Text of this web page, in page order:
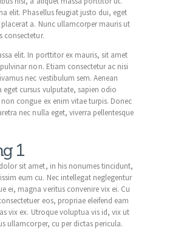
elit. Phasellus feugiat justo dui, eget
a. Nunc ullamcorper mauris ut
consectetur.
elit. In porttitor ex mauris, sit amet
non. Etiam consectetur ac nisi
nec vestibulum sem. Aenean
cursus vulputate, sapien odio
congue ex enim vitae turpis. Donec
nec nulla eget, viverra pellentesque
1
sit amet, in his nonumes tincidunt,
eum cu. Nec intellegat neglegentur
ei, magna veritus convenire vix ei. Cu
eos, propriae eleifend eam
vix ex. Utroque voluptua vis id, vix ut
ullamcorper, cu per dictas pericula.